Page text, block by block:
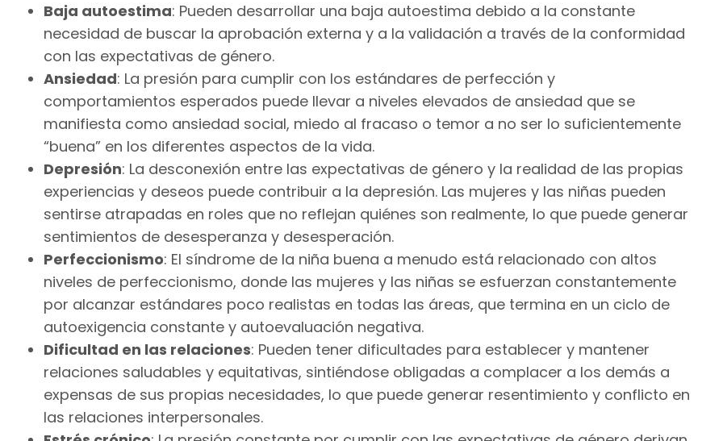
Baja autoestima: Pueden desarrollar una baja autoestima debido a la constante
necesidad de buscar la aprobación externa y a la validación a través de la conformidad
con las expectativas de género.
Ansiedad: La presión para cumplir con los estándares de perfección y
comportamientos esperados puede llevar a niveles elevados de ansiedad que se
manifiesta como ansiedad social, miedo al fracaso o temor a no ser lo suficientemente
“buena” en los diferentes aspectos de la vida.
Depresión: La desconexión entre las expectativas de género y la realidad de las propias
experiencias y deseos puede contribuir a la depresión. Las mujeres y las niñas pueden
sentirse atrapadas en roles que no reflejan quiénes son realmente, lo que puede generar
sentimientos de desesperanza y desesperación.
Perfeccionismo: El síndrome de la niña buena a menudo está relacionado con altos
niveles de perfeccionismo, donde las mujeres y las niñas se esfuerzan constantemente
por alcanzar estándares poco realistas en todas las áreas, que termina en un ciclo de
autoexigencia constante y autoevaluación negativa.
Dificultad en las relaciones: Pueden tener dificultades para establecer y mantener
relaciones saludables y equitativas, sintiéndose obligadas a complacer a los demás a
expensas de sus propias necesidades, lo que puede generar resentimiento y conflicto en
las relaciones interpersonales.